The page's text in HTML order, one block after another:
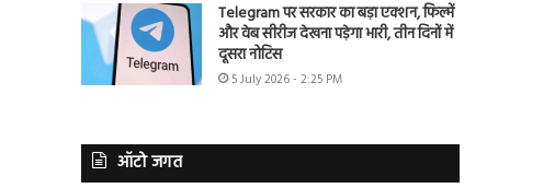
Telegram पर सरकार का बड़ा एक्शन, फिल्में
और वेब सीरीज देखना पड़ेगा भारी, तीन दिनों में
दूसरा नोटिस
5 July 2026 - 2:25 PM
ऑटो जगत